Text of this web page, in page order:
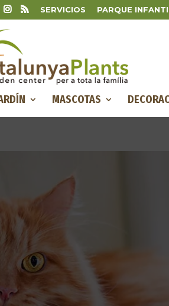
SERVICIOS PARQUE
MASCOTAS